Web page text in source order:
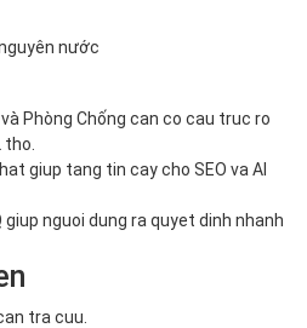
nước
Phòng Chống can co cau truc ro
giup tang tin cay cho SEO va AI
nguoi dung ra quyet dinh nhanh
tra cuu.